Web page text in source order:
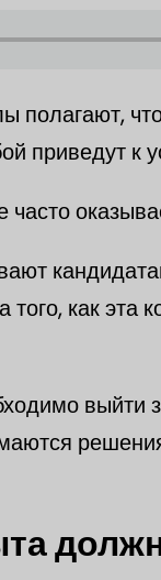
полагают,
приведут к
часто
того, как